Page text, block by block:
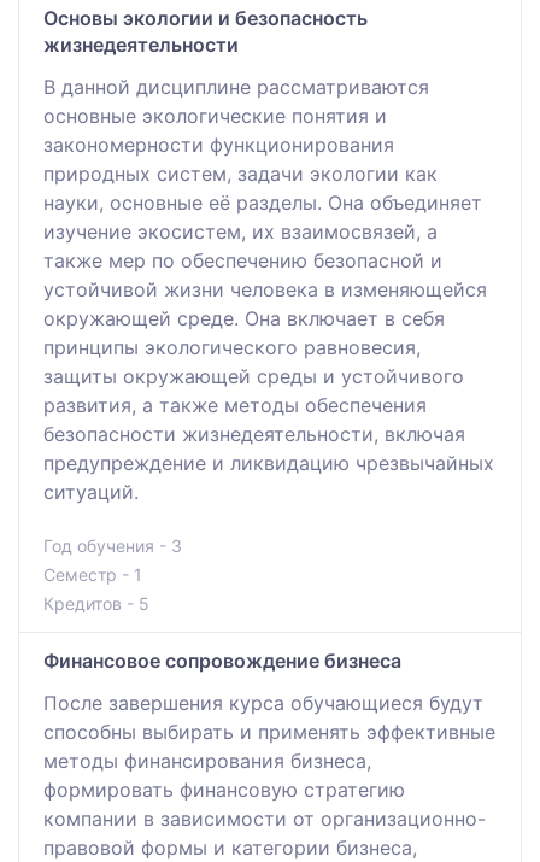
Основы экологии и безопасность
жизнедеятельности
В данной дисциплине рассматриваются
основные экологические понятия и
закономерности функционирования
природных систем, задачи экологии как
науки, основные её разделы. Она объединяет
изучение экосистем, их взаимосвязей, а
также мер по обеспечению безопасной и
устойчивой жизни человека в изменяющейся
окружающей среде. Она включает в себя
принципы экологического равновесия,
защиты окружающей среды и устойчивого
развития, а также методы обеспечения
безопасности жизнедеятельности, включая
предупреждение и ликвидацию чрезвычайных
ситуаций.
Год обучения - 3
Семестр - 1
Кредитов - 5
Финансовое сопровождение бизнеса
После завершения курса обучающиеся будут
способны выбирать и применять эффективные
методы финансирования бизнеса,
формировать финансовую стратегию
компании в зависимости от организационно-
правовой формы и категории бизнеса,